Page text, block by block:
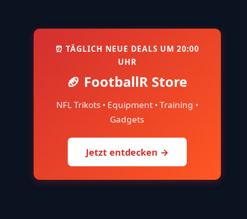
⏰ TÄGLICH NEUE DEALS UM 20:00
UHR
🏈 FootballR Store
NFL Trikots • Equipment • Training •
Gadgets
Jetzt entdecken →